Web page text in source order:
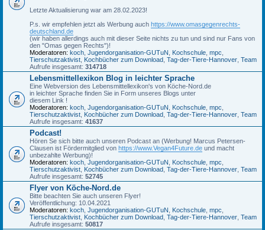
Letzte Aktualisierung war am 28.02.2023!
P.s. wir empfehlen jetzt als Werbung auch https://www.omasgegenrechts-
deutschland.de
(wir haben allerdings auch mit dieser Seite nichts zu tun und sind nur Fans von
den "Omas gegen Rechts")!
Moderatoren: koch Jugendorganisation-GUTuN Kochschule mpc
Tierschutzaktivist Kochbücher zum Download Tag-der-Tiere-Hannover Team
Aufrufe insgesamt: 314718
Lebensmittellexikon Blog in leichter Sprache
Eine Webversion des Lebensmittellexikon's von Köche-Nord.de
in leichter Sprache finden Sie in Form unseres Blogs unter
diesem Link !
Moderatoren: koch Jugendorganisation-GUTuN Kochschule mpc
Tierschutzaktivist Kochbücher zum Download Tag-der-Tiere-Hannover Team
Aufrufe insgesamt: 41637
Podcast!
Hören Se sich bitte auch unseren Podcast an (Werbung! Marcus Petersen-
Clausen ist Fördermitglied von https://www.Vegan4Future.de und macht
unbezahlte Werbung)!
Moderatoren: koch Jugendorganisation-GUTuN Kochschule mpc
Tierschutzaktivist Kochbücher zum Download Tag-der-Tiere-Hannover Team
Aufrufe insgesamt: 52745
Flyer von Köche-Nord.de
Bitte beachten Sie auch unseren Flyer!
Veröffentlichung: 10.04.2021
Moderatoren: koch Jugendorganisation-GUTuN Kochschule mpc
Tierschutzaktivist Kochbücher zum Download Tag-der-Tiere-Hannover Team
Aufrufe insgesamt: 50817